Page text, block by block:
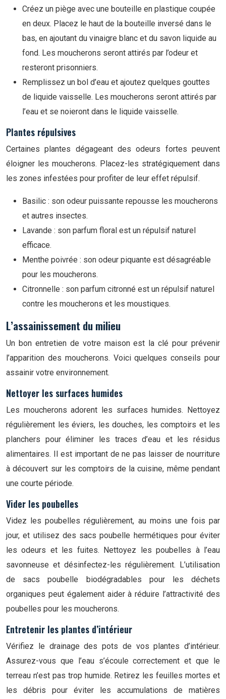
Créez un piège avec une bouteille en plastique coupée
en deux. Placez le haut de la bouteille inversé dans le
bas, en ajoutant du vinaigre blanc et du savon liquide au
fond. Les moucherons seront attirés par l’odeur et
resteront prisonniers.
Remplissez un bol d’eau et ajoutez quelques gouttes
de liquide vaisselle. Les moucherons seront attirés par
l’eau et se noieront dans le liquide vaisselle.
Plantes répulsives
Certaines plantes dégageant des odeurs fortes peuvent
éloigner les moucherons. Placez-les stratégiquement dans
les zones infestées pour profiter de leur effet répulsif.
Basilic : son odeur puissante repousse les moucherons
et autres insectes.
Lavande : son parfum floral est un répulsif naturel
efficace.
Menthe poivrée : son odeur piquante est désagréable
pour les moucherons.
Citronnelle : son parfum citronné est un répulsif naturel
contre les moucherons et les moustiques.
L’assainissement du milieu
Un bon entretien de votre maison est la clé pour prévenir
l’apparition des moucherons. Voici quelques conseils pour
assainir votre environnement.
Nettoyer les surfaces humides
Les moucherons adorent les surfaces humides. Nettoyez
régulièrement les éviers, les douches, les comptoirs et les
planchers pour éliminer les traces d’eau et les résidus
alimentaires. Il est important de ne pas laisser de nourriture
à découvert sur les comptoirs de la cuisine, même pendant
une courte période.
Vider les poubelles
Videz les poubelles régulièrement, au moins une fois par
jour, et utilisez des sacs poubelle hermétiques pour éviter
les odeurs et les fuites. Nettoyez les poubelles à l’eau
savonneuse et désinfectez-les régulièrement. L’utilisation
de sacs poubelle biodégradables pour les déchets
organiques peut également aider à réduire l’attractivité des
poubelles pour les moucherons.
Entretenir les plantes d’intérieur
Vérifiez le drainage des pots de vos plantes d’intérieur.
Assurez-vous que l’eau s’écoule correctement et que le
terreau n’est pas trop humide. Retirez les feuilles mortes et
les débris pour éviter les accumulations de matières